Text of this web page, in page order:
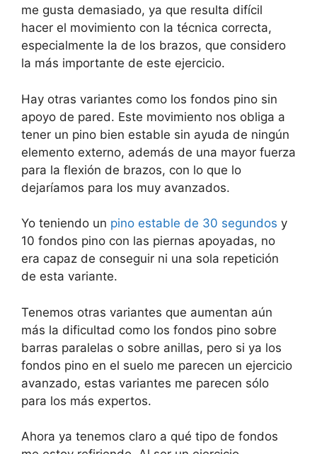
me gusta demasiado, ya que resulta difícil
hacer el movimiento con la técnica correcta,
especialmente la de los brazos, que considero
la más importante de este ejercicio.
Hay otras variantes como los fondos pino sin
apoyo de pared. Este movimiento nos obliga a
tener un pino bien estable sin ayuda de ningún
elemento externo, además de una mayor fuerza
para la flexión de brazos, con lo que lo
dejaríamos para los muy avanzados.
Yo teniendo un pino estable de 30 segundos y
10 fondos pino con las piernas apoyadas, no
era capaz de conseguir ni una sola repetición
de esta variante.
Tenemos otras variantes que aumentan aún
más la dificultad como los fondos pino sobre
barras paralelas o sobre anillas, pero si ya los
fondos pino en el suelo me parecen un ejercicio
avanzado, estas variantes me parecen sólo
para los más expertos.
Ahora ya tenemos claro a qué tipo de fondos